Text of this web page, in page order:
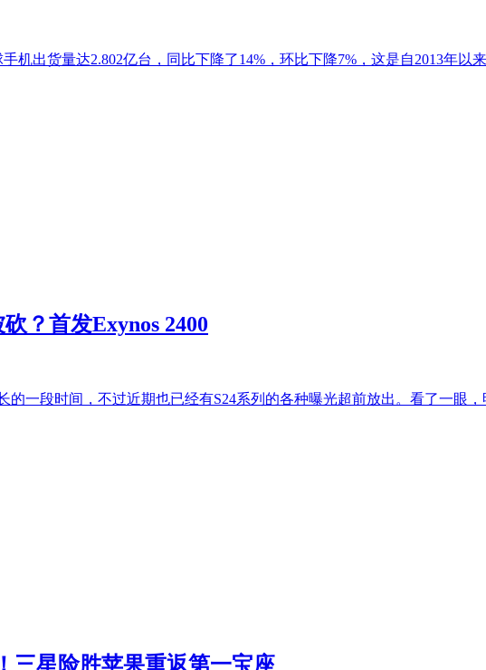
机出货量达2.802亿台，同比下降了14%，环比下降7%，这是自2013年以
？首发Exynos 2400
的一段时间，不过近期也已经有S24系列的各种曝光超前放出。看了一眼
三星险胜苹果重返第一宝座